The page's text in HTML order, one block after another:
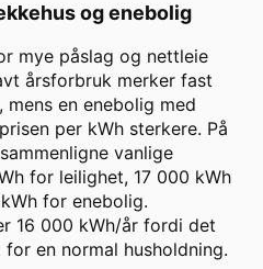
og enebolig
mye påslag og nettleie
årsforbruk merker fast
en enebolig med
per kWh sterkere. På
vanlige
for leilighet, 17 000 kWh
for enebolig.
16 000 kWh/år fordi det
en normal husholdning.